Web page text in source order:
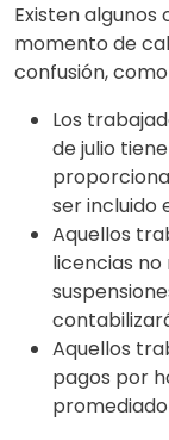
Existen
momento de
confusión,
Los
de julio
ser incluido
Aquellos
licencias
Aquellos
pagos por